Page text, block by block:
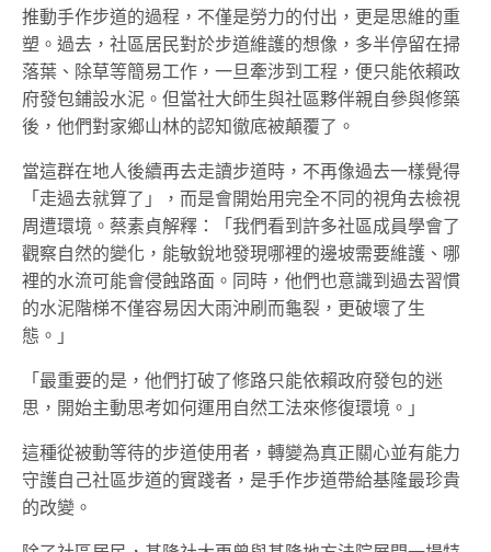
推動手作步道的過程，不僅是勞力的付出，更是思維的重
塑。過去，社區居民對於步道維護的想像，多半停留在掃
落葉、除草等簡易工作，一旦牽涉到工程，便只能依賴政
府發包鋪設水泥。但當社大師生與社區夥伴親自參與修築
後，他們對家鄉山林的認知徹底被顛覆了。
當這群在地人後續再去走讀步道時，不再像過去一樣覺得
「走過去就算了」，而是會開始用完全不同的視角去檢視
周遭環境。蔡素貞解釋：「我們看到許多社區成員學會了
觀察自然的變化，能敏銳地發現哪裡的邊坡需要維護、哪
裡的水流可能會侵蝕路面。同時，他們也意識到過去習慣
的水泥階梯不僅容易因大雨沖刷而龜裂，更破壞了生
態。」
「最重要的是，他們打破了修路只能依賴政府發包的迷
思，開始主動思考如何運用自然工法來修復環境。」
這種從被動等待的步道使用者，轉變為真正關心並有能力
守護自己社區步道的實踐者，是手作步道帶給基隆最珍貴
的改變。